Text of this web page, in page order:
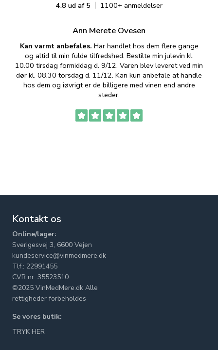
4.8 ud af 5 1100+ anmeldelser
Ann Merete Ovesen
Kan varmt anbefales. Har handlet hos dem flere gange
og altid til min fulde tilfredshed. Bestilte min julevin kl.
10.00 tirsdag formiddag d. 9/12. Varen blev leveret ved min
dør kl. 08.30 torsdag d. 11/12. Kan kun anbefale at handle
hos dem og iøvrigt er de billigere med vinen end andre
steder.
Kontakt os
Online/lager:
Sverigesvej 3, 6600 Vejen
kundeservice@vinmedmere.dk
Tlf.: 22991455
CVR nr. 35523510
©2025 VinMedMere.dk Alle
rettigheder forbeholdes
Se vores butik:
TRYK HER